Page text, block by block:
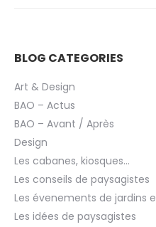
BLOG CATEGORIES
Art & Design
BAO – Actus
BAO – Avant / Après
Design
Les cabanes, kiosques…
Les conseils de paysagistes
Les évenements de jardins
Les idées de paysagistes